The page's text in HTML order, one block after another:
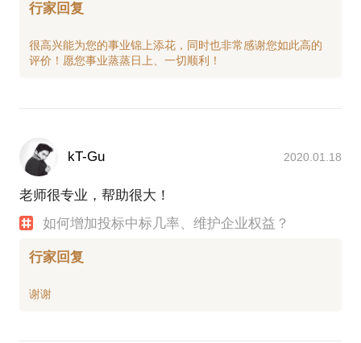
行家回复
很高兴能为您的事业锦上添花，同时也非常感谢您如此高的
kT-Gu 2020.01.18
老师很专业，帮助很大！
如何增加投标中标几率、维护企业权益？
行家回复